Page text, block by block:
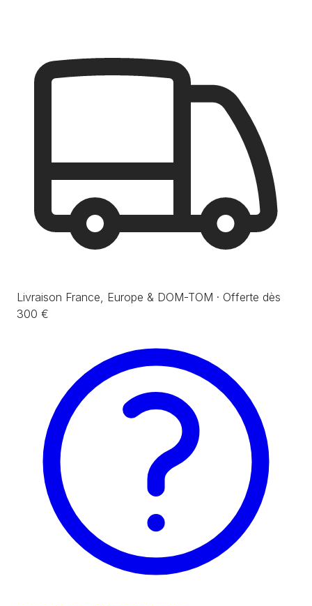
Livraison France, Europe & DOM-TOM · Offerte dès
300 €